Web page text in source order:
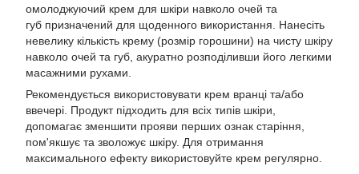
омолоджуючий крем для шкіри навколо очей та
губ призначений для щоденного використання. Нанесіть
невелику кількість крему (розмір горошини) на чисту шкіру
навколо очей та губ, акуратно розподіливши його легкими
масажними рухами.
Рекомендується використовувати крем вранці та/або
ввечері. Продукт підходить для всіх типів шкіри,
допомагає зменшити прояви перших ознак старіння,
пом'якшує та зволожує шкіру. Для отримання
максимального ефекту використовуйте крем регулярно.